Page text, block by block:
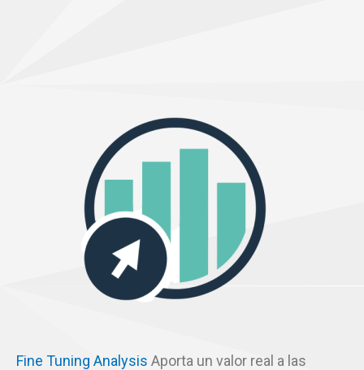
Fine Tuning Analysis Aporta un valor real a las